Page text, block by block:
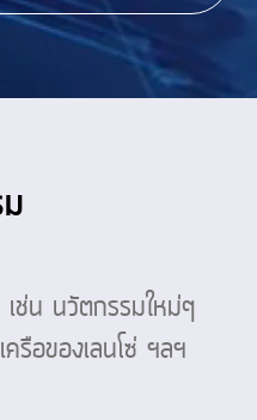
เช่น นวัตกรรมใหม่ๆ
รือของเลนโซ่ ฯลฯ